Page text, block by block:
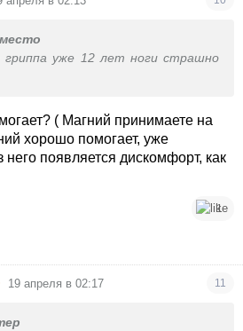
гриппа уже 12 лет ноги страшно
( Магний принимаете на
хорошо помогает, уже
появляется дискомфорт, как
1
19 апреля в 02:17 11